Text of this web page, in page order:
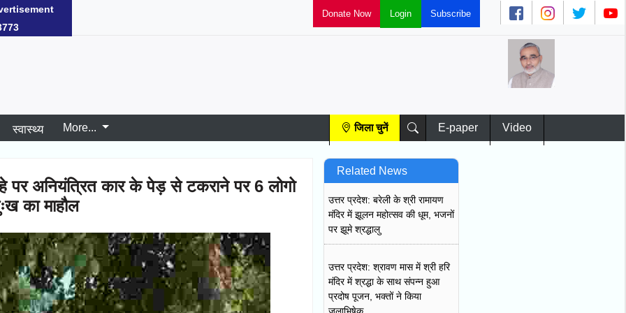
Donate Now Login Subscribe
स्वास्थ्य More... जिला चुनें E-paper Video
पर अनियंत्रित कार के पेड़ से टकराने पर 6 लोगो
का माहौल
Related News
उत्तर प्रदेश: बरेली के श्री रामायण
मंदिर में झूलन महोत्सव की धूम, भजनों
पर झूमे श्रद्धालु
उत्तर प्रदेश: श्रावण मास में श्री हरि
मंदिर में श्रद्धा के साथ संपन्न हुआ
प्रदोष पूजन, भक्तों ने किया